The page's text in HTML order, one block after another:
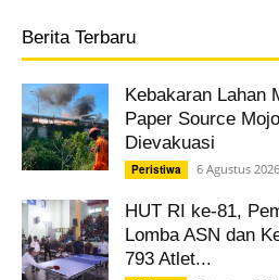
Berita Terbaru
Kebakaran Lahan
Paper Source
Dievakuasi
Peristiwa 6 Agustus 2026
HUT RI ke-81,
Lomba ASN dan
793 Atlet...